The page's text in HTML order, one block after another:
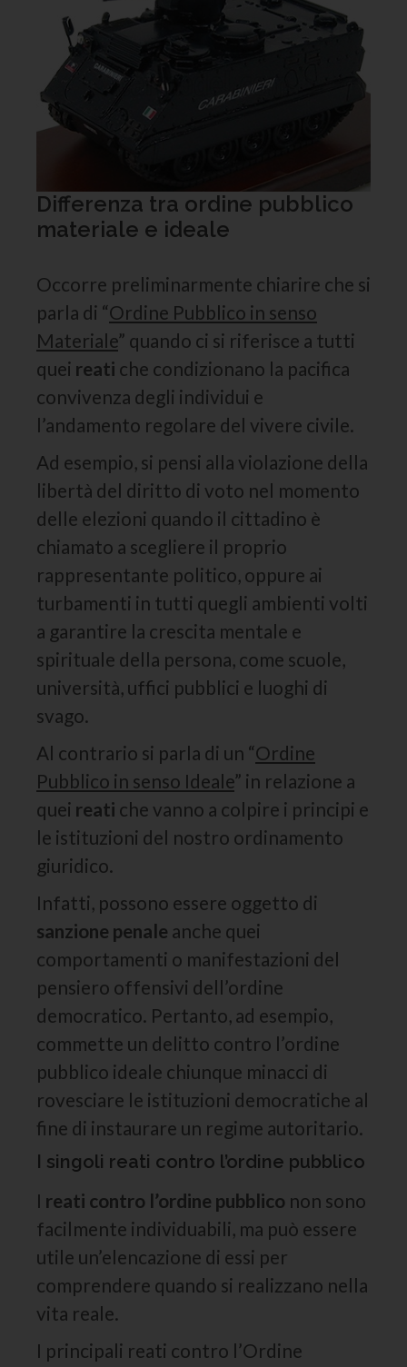
Differenza tra ordine pubblico
materiale e ideale
Occorre preliminarmente chiarire che si
parla di “Ordine Pubblico in senso
Materiale” quando ci si riferisce a tutti
quei reati che condizionano la pacifica
convivenza degli individui e
l’andamento regolare del vivere civile.
Ad esempio, si pensi alla violazione della
libertà del diritto di voto nel momento
delle elezioni quando il cittadino è
chiamato a scegliere il proprio
rappresentante politico, oppure ai
turbamenti in tutti quegli ambienti volti
a garantire la crescita mentale e
spirituale della persona, come scuole,
università, uffici pubblici e luoghi di
svago.
Al contrario si parla di un “Ordine
Pubblico in senso Ideale” in relazione a
quei reati che vanno a colpire i principi e
le istituzioni del nostro ordinamento
giuridico.
Infatti, possono essere oggetto di
sanzione penale anche quei
comportamenti o manifestazioni del
pensiero offensivi dell’ordine
democratico. Pertanto, ad esempio,
commette un delitto contro l’ordine
pubblico ideale chiunque minacci di
rovesciare le istituzioni democratiche al
fine di instaurare un regime autoritario.
I singoli reati contro l’ordine pubblico
I reati contro l’ordine pubblico non sono
facilmente individuabili, ma può essere
utile un’elencazione di essi per
comprendere quando si realizzano nella
vita reale.
I principali reati contro l’Ordine